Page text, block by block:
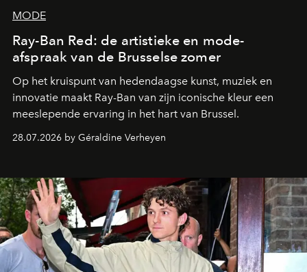
MODE
Ray-Ban Red: de artistieke en mode-
afspraak van de Brusselse zomer
Op het kruispunt van hedendaagse kunst, muziek en
innovatie maakt Ray-Ban van zijn iconische kleur een
meeslepende ervaring in het hart van Brussel.
28.07.2026 by Géraldine Verheyen